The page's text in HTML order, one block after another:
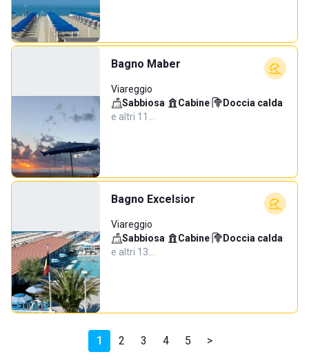
Bagno Maber
Viareggio
Sabbiosa· Cabine· Doccia calda·
e altri 11…
Bagno Excelsior
Viareggio
Sabbiosa· Cabine· Doccia calda·
e altri 13…
1 2 3 4 5 >